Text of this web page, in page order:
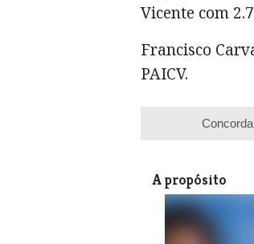
Vicente com
Francisco
PAICV.
A propósito